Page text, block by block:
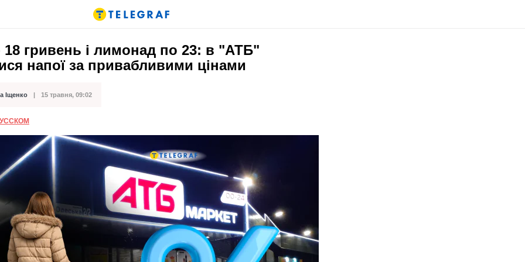
18 гривень і лимонад по 23: в "АТБ"
напої за привабливими цінами
Іщенко 15 травня, 09:02